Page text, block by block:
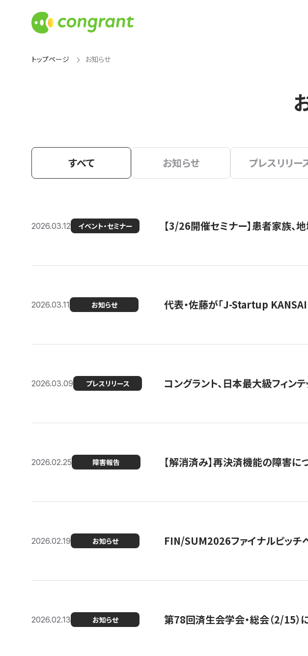
トップページ お知らせ
すべて お知らせ プレスリリー
2026.03.12 イベント・セミナー 【3/26開催セミナー】患者家族
2026.03.11 お知らせ 代表・佐藤が「J-Startup KANSAI
2026.03.09 プレスリリース コングラント、日本最大級フィン
2026.02.25 障害報告 【解消済み】再決済機能の障害に
2026.02.19 お知らせ FIN/SUM2026ファイナルピッチ
2026.02.13 お知らせ 第78回済生会学会・総会（2/15）